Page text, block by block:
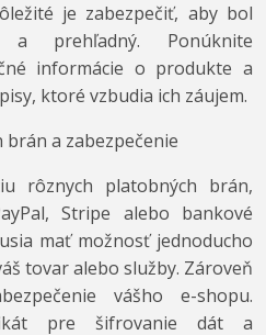
je zabezpečiť, aby bol
a prehľadný. Ponúknite
informácie o produkte a
ktoré vzbudia ich záujem.
a zabezpečenie
rôznych platobných brán,
Stripe alebo bankové
mať možnosť jednoducho
tovar alebo služby. Zároveň
vášho e-shopu.
pre šifrovanie dát a